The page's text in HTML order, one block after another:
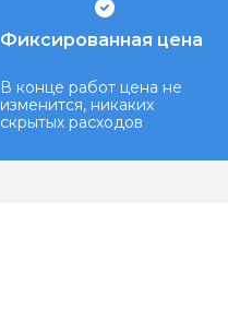
Фиксированная цена
В конце работ цена не
изменится, никаких
скрытых расходов